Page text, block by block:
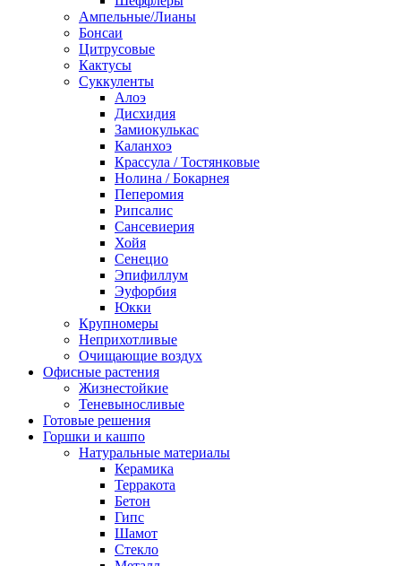
Ампельные/Лианы
Бонсаи
Цитрусовые
Кактусы
Суккуленты
Алоэ
Дисхидия
Замиокулькас
Каланхоэ
Крассула / Тостянковые
Нолина / Бокарнея
Пеперомия
Рипсалис
Сансевиерия
Хойя
Сенецио
Эпифиллум
Эуфорбия
Юкки
Крупномеры
Неприхотливые
Очищающие воздух
Офисные растения
Жизнестойкие
Теневыносливые
Готовые решения
Горшки и кашпо
Натуральные материалы
Керамика
Терракота
Бетон
Гипс
Шамот
Стекло